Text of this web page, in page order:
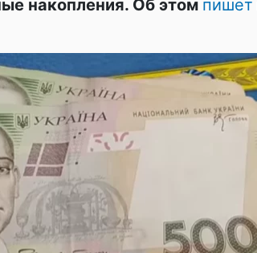
накопления. Об этом пишет